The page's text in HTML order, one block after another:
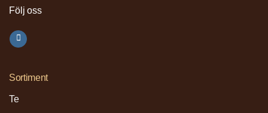
Följ oss
Sortiment
Te